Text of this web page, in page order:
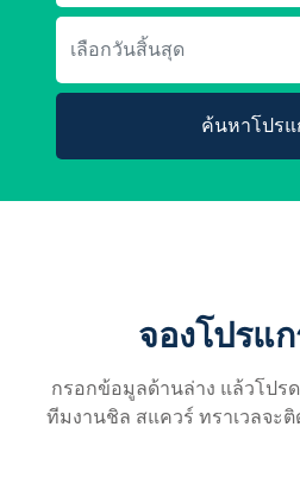
ค้นหาโปร
จองโปรแ
กรอกข้อมูลด้านล่าง แล้วโปร
ทีมงานชิล สแควร์ ทราเวลจะ